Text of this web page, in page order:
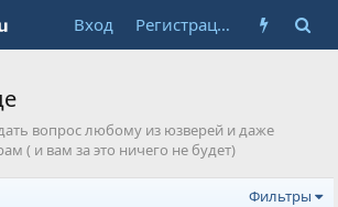
Вход Регистрация
вопрос любому из юзверей и даже
( и вам за это ничего не будет)
Фильтры